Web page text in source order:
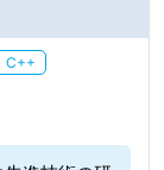
C++